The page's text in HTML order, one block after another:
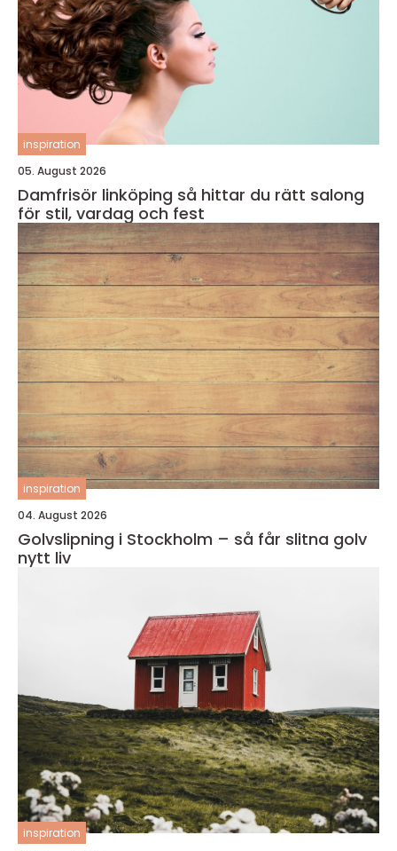
inspiration
05. August 2026
Damfrisör linköping så hittar du rätt salong
för stil, vardag och fest
inspiration
04. August 2026
Golvslipning i Stockholm – så får slitna golv
nytt liv
inspiration